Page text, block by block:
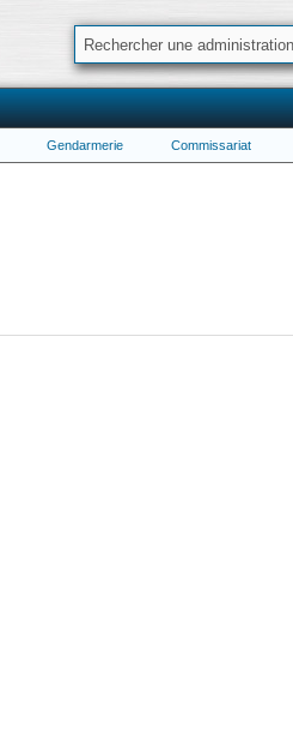
Gendarmerie Commissariat